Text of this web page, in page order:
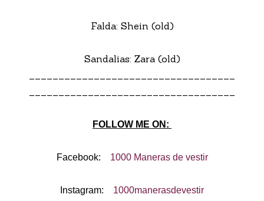
Falda: Shein (old)
Sandalias: Zara (old)
FOLLOW ME ON:
Facebook: 1000 Maneras de vestir
Instagram: 1000manerasdevestir